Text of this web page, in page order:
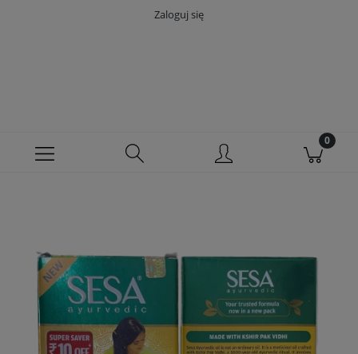
Zaloguj się